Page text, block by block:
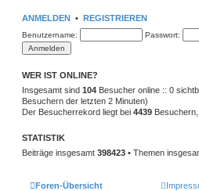
g
e
t
r
a
g
ANMELDEN • REGISTRIEREN
Benutzername: Passwort:
WER IST ONLINE?
Insgesamt sind 104 Besucher online :: 0
Besuchern der letzten 2 Minuten)
Der Besucherrekord liegt bei 4439
STATISTIK
Beiträge insgesamt 398423 • Themen
Foren-Übersicht